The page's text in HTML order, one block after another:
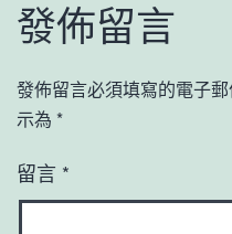
發佈留言
發佈留言必須填寫的電子
示為 *
留言 *